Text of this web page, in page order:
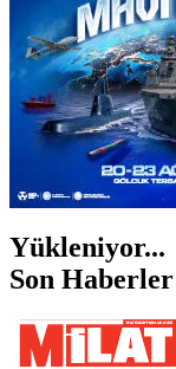
Yükleniyor...
Son Haberler